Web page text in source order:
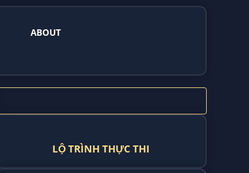
ABOUT
LỘ TRÌNH THỰC THI